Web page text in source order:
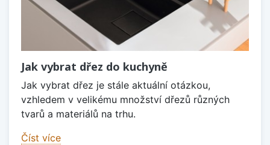
Jak vybrat dřez do kuchyně
Jak vybrat dřez je stále aktuální otázkou,
vzhledem v velikému množství dřezů různých
tvarů a materiálů na trhu.
Číst více